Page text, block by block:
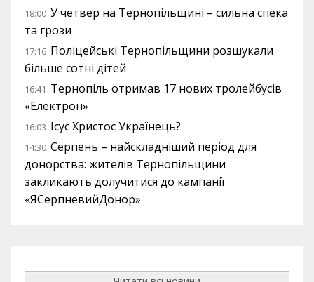
18:00 У четвер на Тернопільщині – сильна спека
та грози
17:16 Поліцейські Тернопільщини розшукали
більше сотні дітей
16:41 Тернопіль отримав 17 нових тролейбусів
«Електрон»
16:03 Ісус Христос Українець?
14:30 Серпень – найскладніший період для
донорства: жителів Тернопільщини
закликають долучитися до кампанії
«ЯСерпневийДонор»